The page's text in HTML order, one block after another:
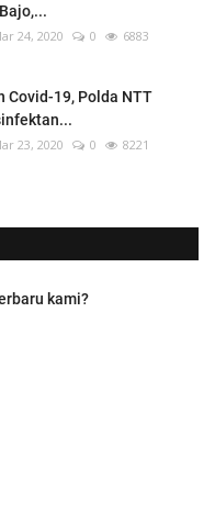
24, 2020 0 6883
Covid-19, Polda NTT
23, 2020 0 8221
kami?